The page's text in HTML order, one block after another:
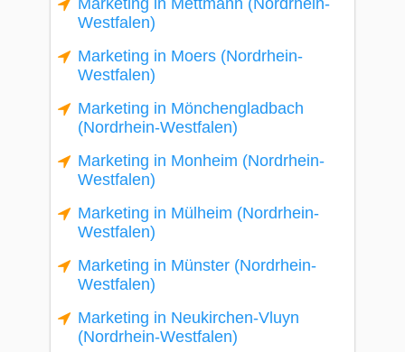
Marketing in Mettmann (Nordrhein-
Westfalen)
Marketing in Moers (Nordrhein-
Westfalen)
Marketing in Mönchengladbach
(Nordrhein-Westfalen)
Marketing in Monheim (Nordrhein-
Westfalen)
Marketing in Mülheim (Nordrhein-
Westfalen)
Marketing in Münster (Nordrhein-
Westfalen)
Marketing in Neukirchen-Vluyn
(Nordrhein-Westfalen)